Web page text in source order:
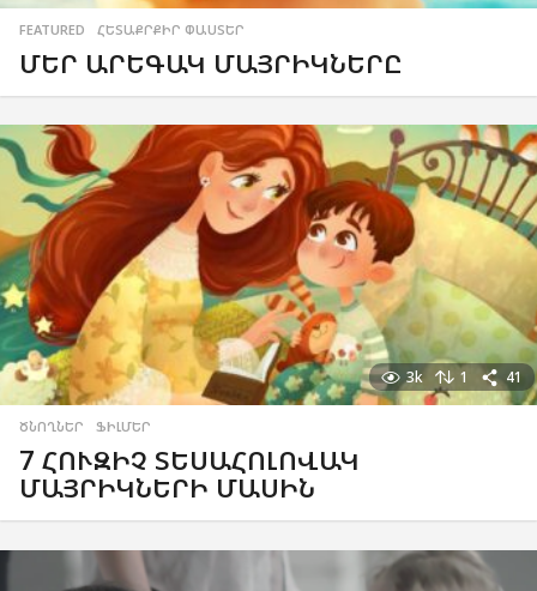
FEATURED ,ՀԵՏԱՔՐՔԻՐ ՓԱՍՏԵՐ
ՄԵՐ ԱՐԵԳԱԿ ՄԱՅՐԻԿՆԵՐԸ
3k 1 41
ԾՆՈՂՆԵՐ ,ՖԻԼՄԵՐ
7 ՀՈՒԶԻՉ ՏԵՍԱՀՈԼՈՎԱԿ
ՄԱՅՐԻԿՆԵՐԻ ՄԱՍԻՆ